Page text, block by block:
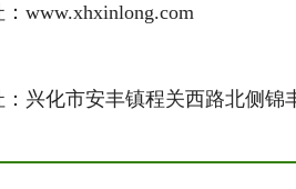
化市安丰镇程关西路北侧锦